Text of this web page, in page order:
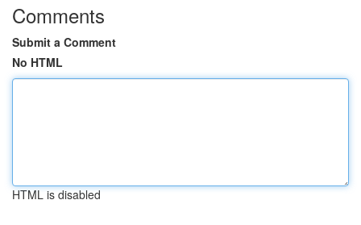
Comments
Submit a Comment
No HTML
HTML is disabled